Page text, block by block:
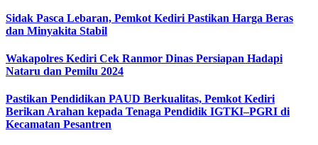
Sidak Pasca Lebaran, Pemkot Kediri Pastikan Harga Beras
dan Minyakita Stabil
Wakapolres Kediri Cek Ranmor Dinas Persiapan Hadapi
Nataru dan Pemilu 2024
Pastikan Pendidikan PAUD Berkualitas, Pemkot Kediri
Berikan Arahan kepada Tenaga Pendidik IGTKI–PGRI di
Kecamatan Pesantren